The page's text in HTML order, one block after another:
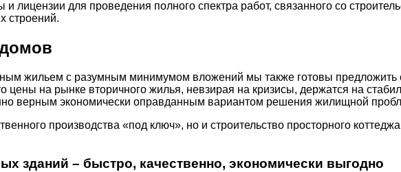
для проведения полного спектра работ, связанного со
строений.
жильем с разумным минимумом вложений мы также готовы предложить
цены на рынке вторичного жилья, невзирая на кризисы, держатся на
верным экономически оправданным вариантом решения жилищной
производства «под ключ», но и строительство просторного
зданий – быстро, качественно, экономически выгодно